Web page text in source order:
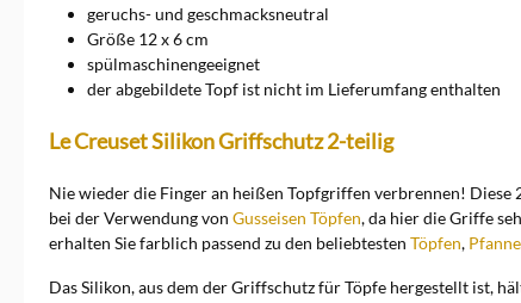
geruchs- und geschmacksneutral
Größe 12 x 6 cm
spülmaschinengeeignet
der abgebildete Topf ist nicht im Lieferumfang enthalten
Le Creuset Silikon Griffschutz 2-teilig
Nie wieder die Finger an heißen Topfgriffen verbrennen!
bei der Verwendung von Gusseisen Töpfen, da hier die Griffe
erhalten Sie farblich passend zu den beliebtesten Töpfen,
Das Silikon, aus dem der Griffschutz für Töpfe hergestellt ist,